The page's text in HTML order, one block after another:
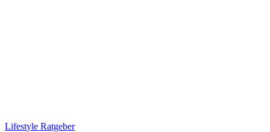
Lifestyle Ratgeber